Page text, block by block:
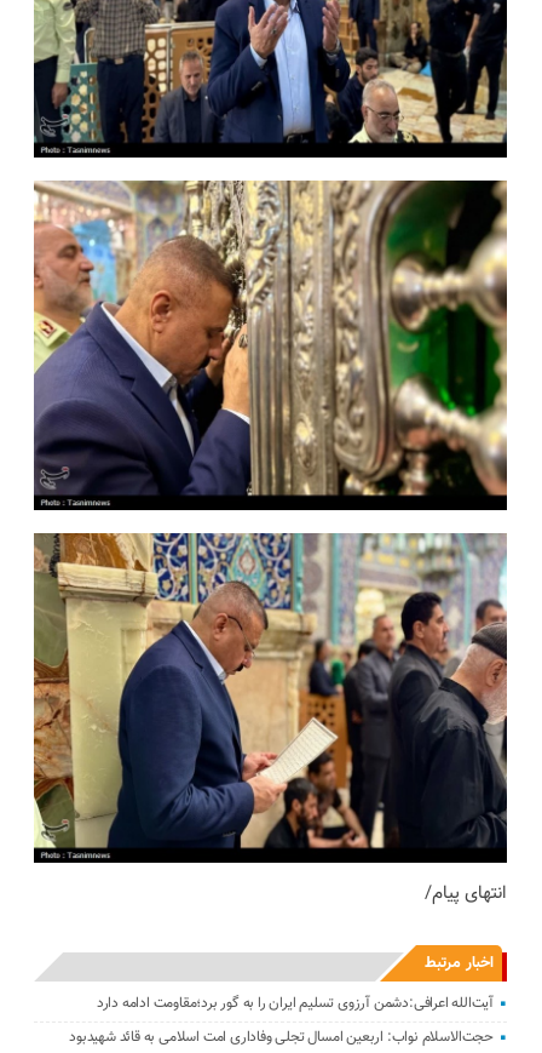
انتهای پیام/
اخبار مرتبط
آیت‌الله اعرافی:دشمن آرزوی تسلیم ایران را به گور برد؛مقاومت ادامه دارد
حجت‌الاسلام نواب: اربعین امسال تجلی وفاداری امت اسلامی به قائد شهیدبود